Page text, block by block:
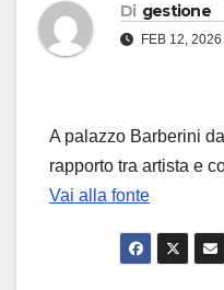
Di gestione
FEB 12, 2026
A palazzo Barberini
rapporto tra artista e
Vai alla fonte